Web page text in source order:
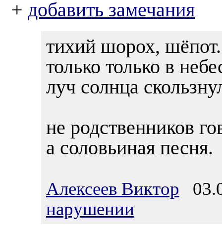
+ добавить замечания
тихий шорох, шёпот.
только только в
луч солнца
не родственников
а соловьиная песня.
Алексеев Виктор
нарушении